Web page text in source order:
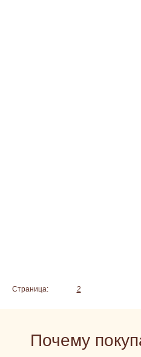
Страница: 2
Почему